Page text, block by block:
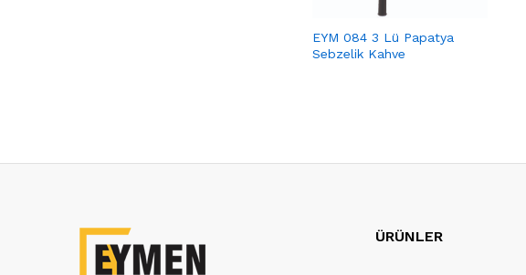
EYM 084 3 Lü Papatya
Sebzelik Kahve
ÜRÜNLER